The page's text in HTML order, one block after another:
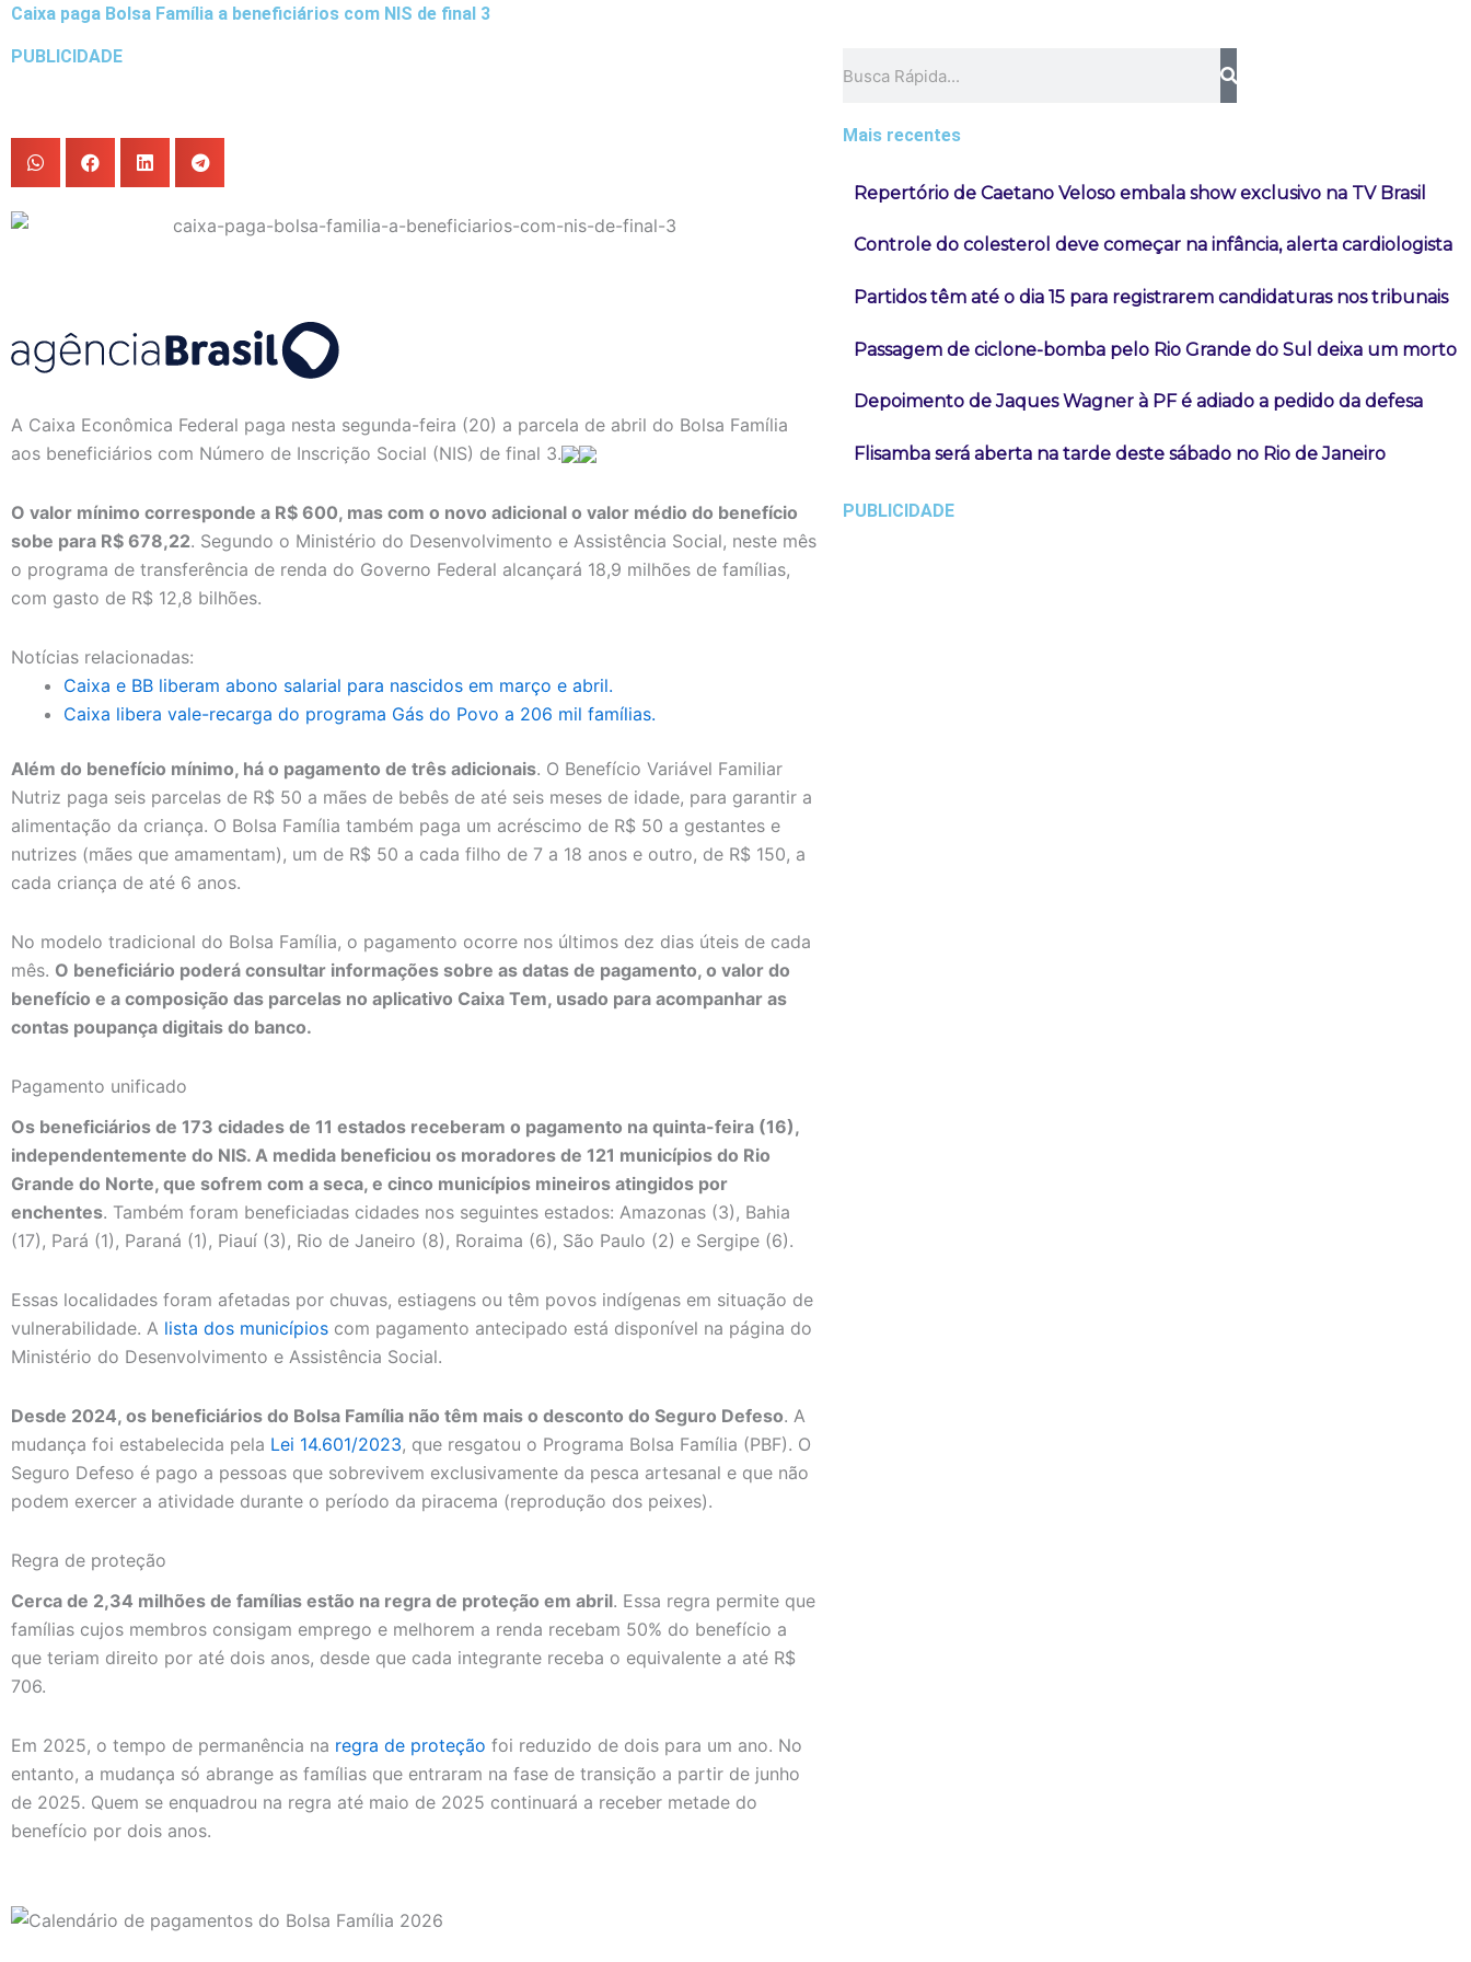
Caixa paga Bolsa Família a beneficiários com NIS de final 3
PUBLICIDADE
A Caixa Econômica Federal paga nesta segunda-feira (20) a parcela de abril do Bolsa Família
aos beneficiários com Número de Inscrição Social (NIS) de final 3.
O valor mínimo corresponde a R$ 600, mas com o novo adicional o valor médio do benefício
sobe para R$ 678,22. Segundo o Ministério do Desenvolvimento e Assistência Social, neste mês
o programa de transferência de renda do Governo Federal alcançará 18,9 milhões de famílias,
com gasto de R$ 12,8 bilhões.
Notícias relacionadas:
Caixa e BB liberam abono salarial para nascidos em março e abril.
Caixa libera vale-recarga do programa Gás do Povo a 206 mil famílias.
Além do benefício mínimo, há o pagamento de três adicionais. O Benefício Variável Familiar
Nutriz paga seis parcelas de R$ 50 a mães de bebês de até seis meses de idade, para garantir a
alimentação da criança. O Bolsa Família também paga um acréscimo de R$ 50 a gestantes e
nutrizes (mães que amamentam), um de R$ 50 a cada filho de 7 a 18 anos e outro, de R$ 150, a
cada criança de até 6 anos.
No modelo tradicional do Bolsa Família, o pagamento ocorre nos últimos dez dias úteis de cada
mês. O beneficiário poderá consultar informações sobre as datas de pagamento, o valor do
benefício e a composição das parcelas no aplicativo Caixa Tem, usado para acompanhar as
contas poupança digitais do banco.
Pagamento unificado
Os beneficiários de 173 cidades de 11 estados receberam o pagamento na quinta-feira (16),
independentemente do NIS. A medida beneficiou os moradores de 121 municípios do Rio
Grande do Norte, que sofrem com a seca, e cinco municípios mineiros atingidos por
enchentes. Também foram beneficiadas cidades nos seguintes estados: Amazonas (3), Bahia
(17), Pará (1), Paraná (1), Piauí (3), Rio de Janeiro (8), Roraima (6), São Paulo (2) e Sergipe (6).
Essas localidades foram afetadas por chuvas, estiagens ou têm povos indígenas em situação de
vulnerabilidade. A lista dos municípios com pagamento antecipado está disponível na página do
Ministério do Desenvolvimento e Assistência Social.
Desde 2024, os beneficiários do Bolsa Família não têm mais o desconto do Seguro Defeso. A
mudança foi estabelecida pela Lei 14.601/2023, que resgatou o Programa Bolsa Família (PBF). O
Seguro Defeso é pago a pessoas que sobrevivem exclusivamente da pesca artesanal e que não
podem exercer a atividade durante o período da piracema (reprodução dos peixes).
Regra de proteção
Cerca de 2,34 milhões de famílias estão na regra de proteção em abril. Essa regra permite que
famílias cujos membros consigam emprego e melhorem a renda recebam 50% do benefício a
que teriam direito por até dois anos, desde que cada integrante receba o equivalente a até R$
706.
Em 2025, o tempo de permanência na regra de proteção foi reduzido de dois para um ano. No
entanto, a mudança só abrange as famílias que entraram na fase de transição a partir de junho
de 2025. Quem se enquadrou na regra até maio de 2025 continuará a receber metade do
benefício por dois anos.
Mais recentes
Repertório de Caetano Veloso embala show exclusivo na TV Brasil
Controle do colesterol deve começar na infância, alerta cardiologista
Partidos têm até o dia 15 para registrarem candidaturas nos tribunais
Passagem de ciclone-bomba pelo Rio Grande do Sul deixa um morto
Depoimento de Jaques Wagner à PF é adiado a pedido da defesa
Flisamba será aberta na tarde deste sábado no Rio de Janeiro
PUBLICIDADE